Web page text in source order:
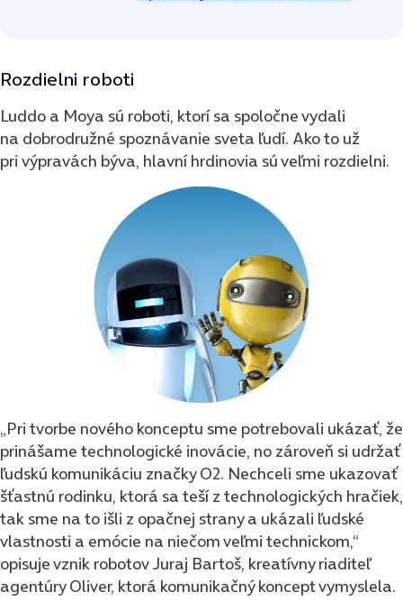
Rozdielni roboti
Luddo a Moya sú roboti, ktorí sa spoločne vydali
na dobrodružné spoznávanie sveta ľudí. Ako to už
pri výpravách býva, hlavní hrdinovia sú veľmi rozdielni.
„Pri tvorbe nového konceptu sme potrebovali ukázať, že
prinášame technologické inovácie, no zároveň si udržať
ľudskú komunikáciu značky O2. Nechceli sme ukazovať
šťastnú rodinku, ktorá sa teší z technologických hračiek,
tak sme na to išli z opačnej strany a ukázali ľudské
vlastnosti a emócie na niečom veľmi technickom,“
opisuje vznik robotov Juraj Bartoš, kreatívny riaditeľ
agentúry Oliver, ktorá komunikačný koncept vymyslela.